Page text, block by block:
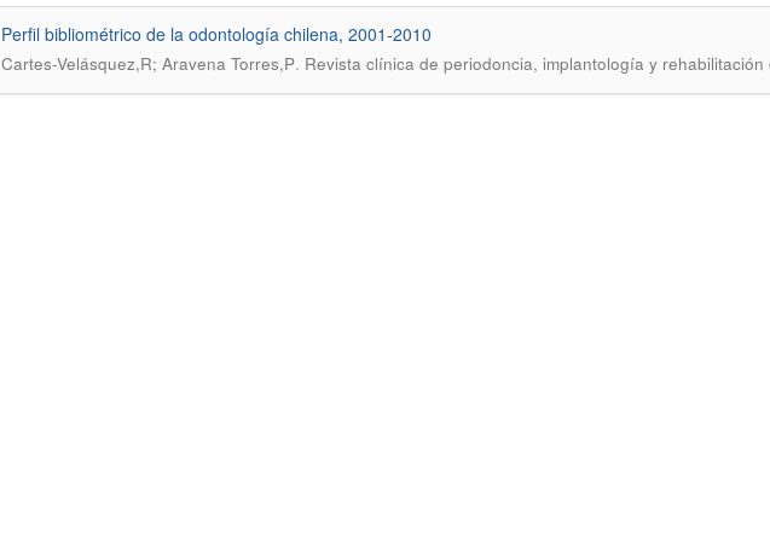
Perfil bibliométrico de la odontología chilena, 2001-2010
Cartes-Velásquez,R; Aravena Torres,P. Revista clínica de periodoncia, implantología y rehabilitación